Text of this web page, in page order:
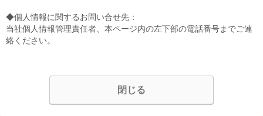
◆個人情報に関するお問い合せ先：
当社個人情報管理責任者、本ページ内の左下部の電話番号までご連
絡ください。
閉じる